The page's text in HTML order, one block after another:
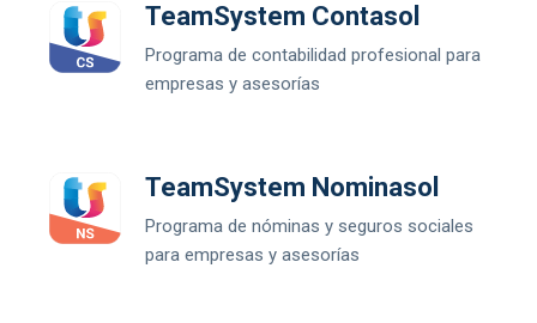
TeamSystem Contasol
Programa de contabilidad profesional para
empresas y asesorías
TeamSystem Nominasol
Programa de nóminas y seguros sociales
para empresas y asesorías